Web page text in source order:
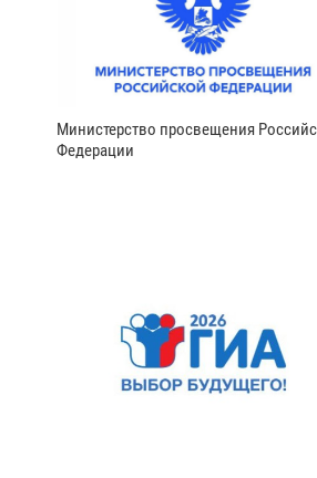
Министерство просвещения
Федерации